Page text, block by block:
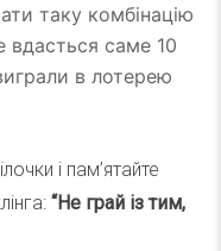
таку комбінацію
саме 10
в лотерею
і пам’ятайте
“Не грай із тим,